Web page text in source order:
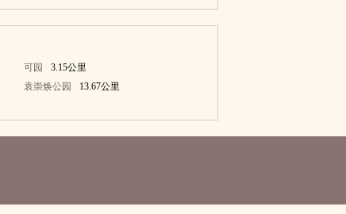
可园
3.15公里
袁崇焕公园
13.67公里